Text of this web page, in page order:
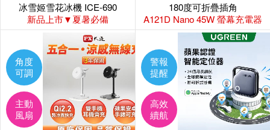
冰雪姬雪花冰機 ICE-690
新品上市▼夏暑必備
180度可折疊插角
A121D Nano 45W 螢幕充電器
角度
可調
主動
風扇
警報
提醒
高效
續航